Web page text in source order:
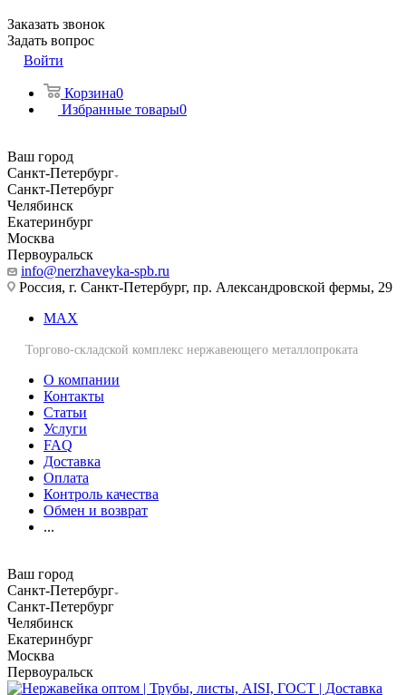
Заказать звонок
Задать вопрос
Войти
Корзина0
Избранные товары0
Ваш город
Санкт-Петербург
Санкт-Петербург
Челябинск
Екатеринбург
Москва
Первоуральск
info@nerzhaveyka-spb.ru
Россия, г. Санкт-Петербург, пр. Александровской фермы, 29
MAX
Торгово-складской комплекс нержавеющего металлопроката
О компании
Контакты
Статьи
Услуги
FAQ
Доставка
Оплата
Контроль качества
Обмен и возврат
...
Ваш город
Санкт-Петербург
Санкт-Петербург
Челябинск
Екатеринбург
Москва
Первоуральск